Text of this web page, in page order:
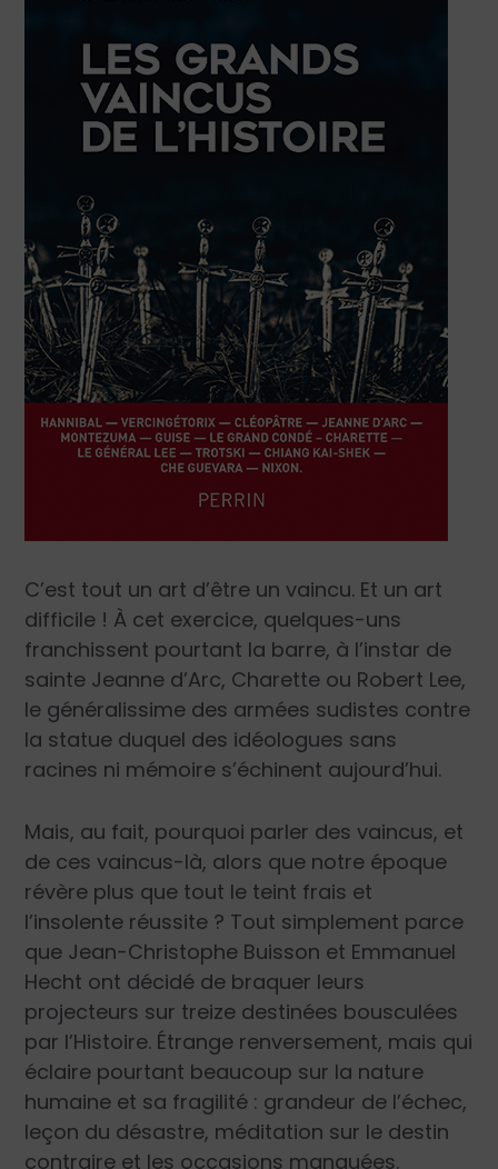
C’est tout un art d’être un vaincu. Et un art
difficile ! À cet exercice, quelques-uns
franchissent pourtant la barre, à l’instar de
sainte Jeanne d’Arc, Charette ou Robert Lee,
le généralissime des armées sudistes contre
la statue duquel des idéologues sans
racines ni mémoire s’échinent aujourd’hui.
Mais, au fait, pourquoi parler des vaincus, et
de ces vaincus-là, alors que notre époque
révère plus que tout le teint frais et
l’insolente réussite ? Tout simplement parce
que Jean-Christophe Buisson et Emmanuel
Hecht ont décidé de braquer leurs
projecteurs sur treize destinées bousculées
par l’Histoire. Étrange renversement, mais qui
éclaire pourtant beaucoup sur la nature
humaine et sa fragilité : grandeur de l’échec,
leçon du désastre, méditation sur le destin
contraire et les occasions manquées.